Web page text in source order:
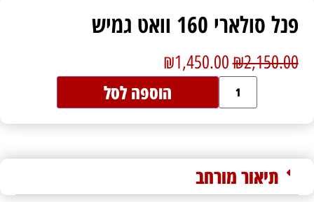
פנל סולארי 160 וואט גמיש
₪2,150.00
₪1,450.00
הוספה לסל
תיאור מורחב